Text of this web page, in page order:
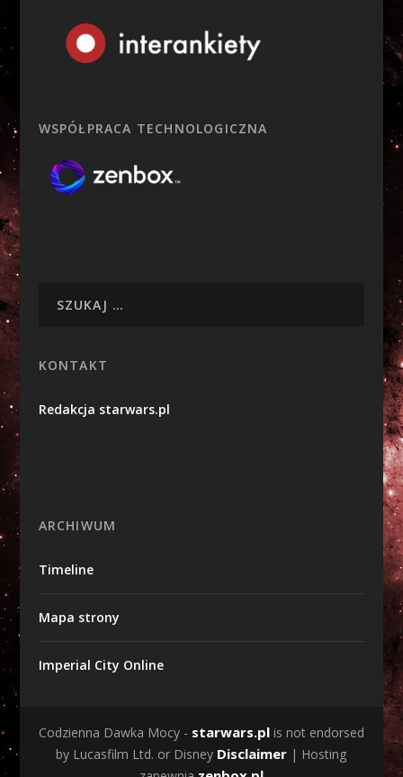
WSPÓŁPRACA TECHNOLOGICZNA
KONTAKT
Redakcja starwars.pl
ARCHIWUM
Timeline
Mapa strony
Imperial City Online
Codzienna Dawka Mocy - starwars.plis not endorsed
by Lucasfilm Ltd. or Disney Disclaimer | Hosting